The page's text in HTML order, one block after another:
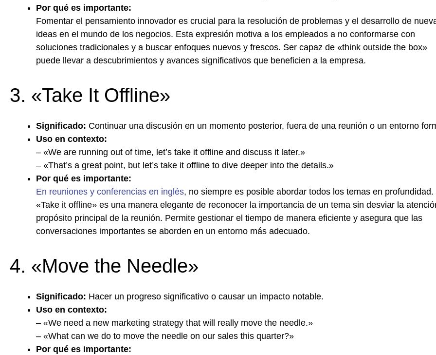
Por qué es importante:
Fomentar el pensamiento innovador es crucial para la resolución de problemas y el desarrollo de
ideas en el mundo de los negocios. Esta expresión motiva a los empleados a no conformarse con
soluciones tradicionales y a buscar enfoques nuevos y frescos. Ser capaz de «think outside the box»
puede llevar a descubrimientos y avances significativos que beneficien a la empresa.
3. «Take It Offline»
Significado: Continuar una discusión en un momento posterior, fuera de una reunión o un entorno
Uso en contexto:
– «We are running out of time, let’s take it offline and discuss it later.»
– «That’s a great point, but let’s take it offline to dive deeper into the details.»
Por qué es importante:
En reuniones y conferencias en inglés, no siempre es posible abordar todos los temas en profundidad.
«Take it offline» es una manera elegante de reconocer la importancia de un tema sin desviar la
propósito principal de la reunión. Permite gestionar el tiempo de manera eficiente y asegura que las
conversaciones importantes se aborden en un entorno más adecuado.
4. «Move the Needle»
Significado: Hacer un progreso significativo o causar un impacto notable.
Uso en contexto:
– «We need a new marketing strategy that will really move the needle.»
– «What can we do to move the needle on our sales this quarter?»
Por qué es importante: